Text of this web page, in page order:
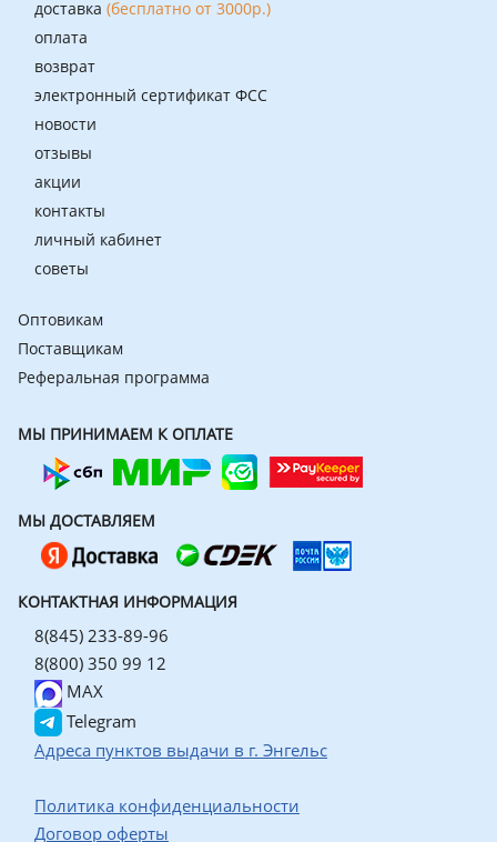
доставка (бесплатно от 3000р.)
оплата
возврат
электронный сертификат ФСС
новости
отзывы
акции
контакты
личный кабинет
советы
Оптовикам
Поставщикам
Реферальная программа
МЫ ПРИНИМАЕМ К ОПЛАТЕ
МЫ ДОСТАВЛЯЕМ
КОНТАКТНАЯ ИНФОРМАЦИЯ
8(845) 233-89-96
8(800) 350 99 12
MAX
Telegram
Адреса пунктов выдачи в г. Энгельс
Политика конфиденциальности
Договор оферты